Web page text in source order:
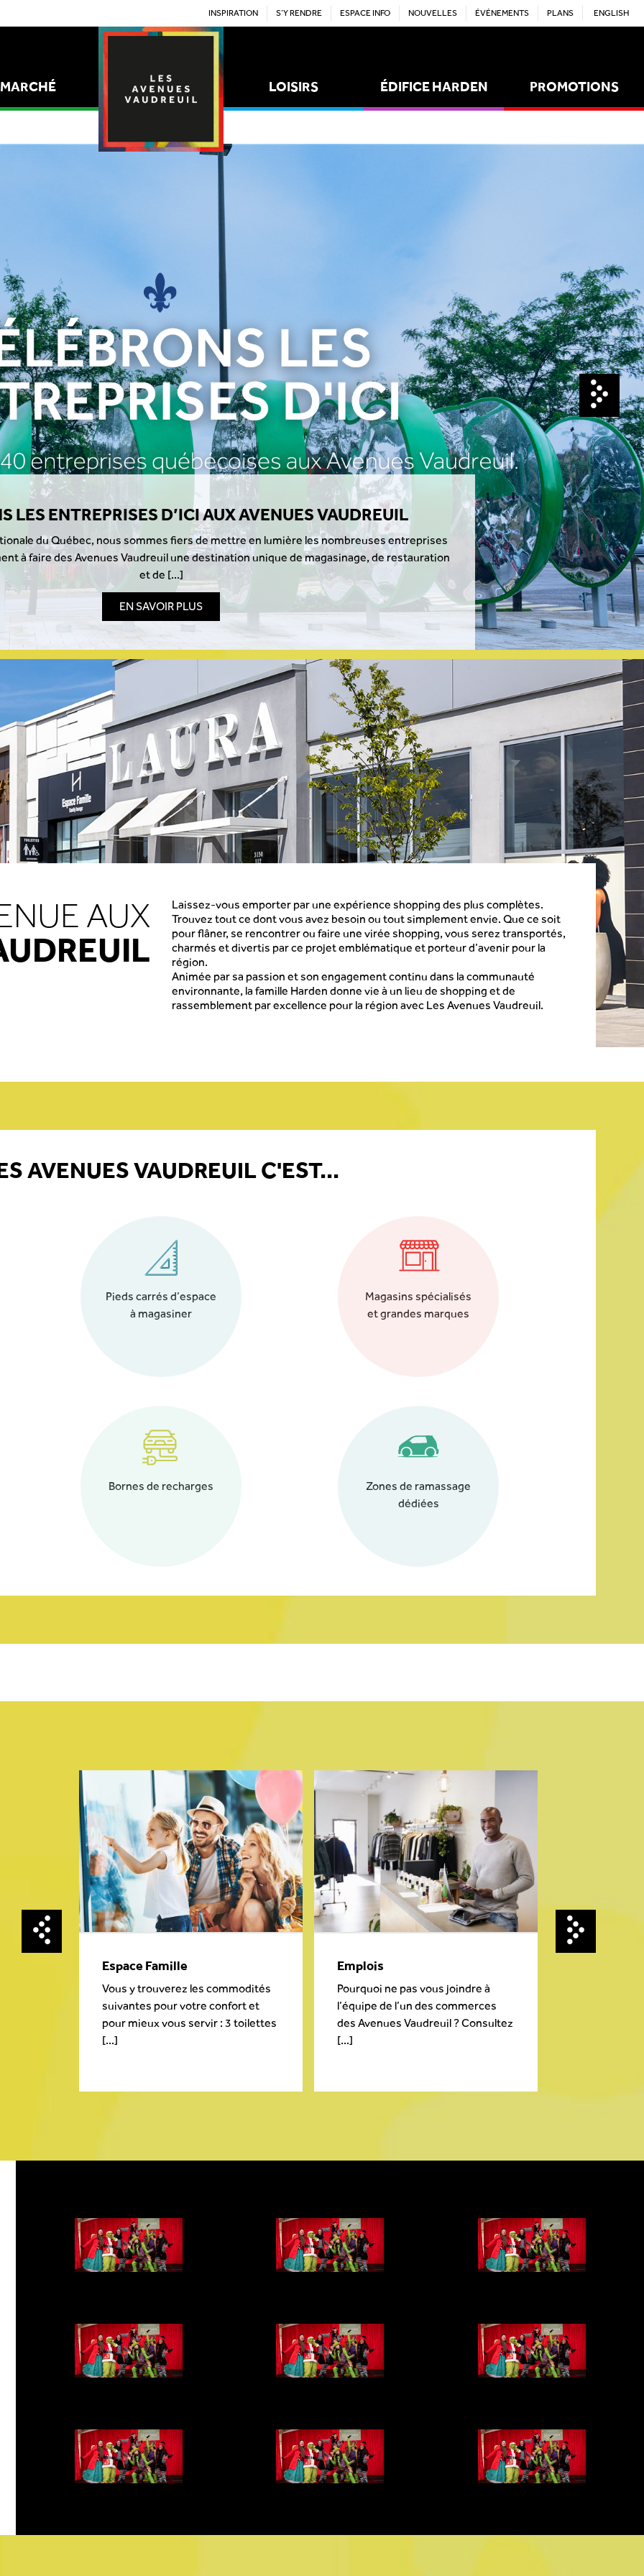
INSPIRATION S’Y RENDRE ESPACE INFO NOUVELLES ÉVÉNEMENTS PLANS ENGLISH
ÉPICERIES
MARCHÉ LOISIRS ÉDIFICE HARDEN PROMOTIONS
AUX AVENUES VAUDREUIL
fiers de mettre en lumière les nombreuses entreprises
une destination unique de magasinage, de restauration
PLUS
AUX
Laissez-vous emporter par une expérience shopping des plus complètes.
Trouvez tout ce dont vous avez besoin ou tout simplement envie. Que ce soit
pour flâner, se rencontrer ou faire une virée shopping, vous serez transportés,
charmés et divertis par ce projet emblématique et porteur d’avenir pour la
région.
Animée par sa passion et son engagement continu dans la communauté
environnante, la famille Harden donne vie à un lieu de shopping et de
rassemblement par excellence pour la région avec Les Avenues Vaudreuil.
AVENUES VAUDREUIL C'EST...
Pieds carrés d’espace
à magasiner
Magasins spécialisés
et grandes marques
Bornes de recharges
Zones de ramassage
dédiées
Espace Famille
Vous y trouverez les commodités
suivantes pour votre confort et
pour mieux vous servir : 3 toilettes
[...]
Emplois
Pourquoi ne pas vous joindre à
l’équipe de l’un des commerces
des Avenues Vaudreuil ? Consultez
[...]